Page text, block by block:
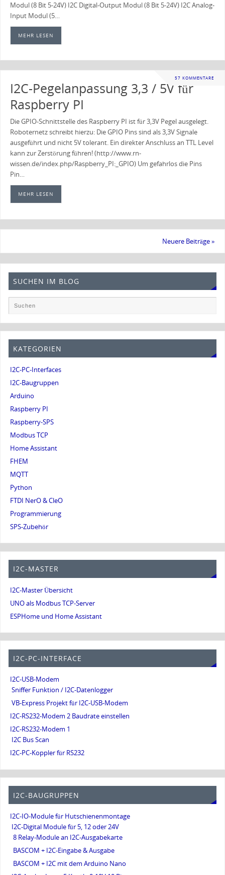
Modul (8 Bit 5-24V) I2C Digital-Output Modul (8 Bit 5-24V) I2C Analog-
Input Modul (5…
MEHR LESEN
57 KOMMENTARE
I2C-Pegelanpassung 3,3 / 5V für
Raspberry PI
Die GPIO-Schnittstelle des Raspberry PI ist für 3,3V Pegel ausgelegt.
Roboternetz schreibt hierzu: Die GPIO Pins sind als 3,3V Signale
ausgeführt und nicht 5V tolerant. Ein direkter Anschluss an TTL Level
kann zur Zerstörung führen! (http://www.rn-
wissen.de/index.php/Raspberry_PI:_GPIO) Um gefahrlos die Pins
Pin…
MEHR LESEN
Neuere Beiträge»
SUCHEN IM BLOG
KATEGORIEN
I2C-PC-Interfaces
I2C-Baugruppen
Arduino
Raspberry PI
Raspberry-SPS
Modbus TCP
Home Assistant
FHEM
MQTT
Python
FTDI NerO & CleO
Programmierung
SPS-Zubehör
I2C-MASTER
I2C-Master Übersicht
UNO als Modbus TCP-Server
ESPHome und Home Assistant
I2C-PC-INTERFACE
I2C-USB-Modem
Sniffer Funktion / I2C-Datenlogger
VB-Express Projekt für I2C-USB-Modem
I2C-RS232-Modem 2 Baudrate einstellen
I2C-RS232-Modem 1
I2C Bus Scan
I2C-PC-Koppler für RS232
I2C-BAUGRUPPEN
I2C-IO-Module für Hutschienenmontage
I2C-Digital Module für 5, 12 oder 24V
8 Relay-Module an I2C-Ausgabekarte
BASCOM + I2C-Eingabe & Ausgabe
BASCOM + I2C mit dem Arduino Nano